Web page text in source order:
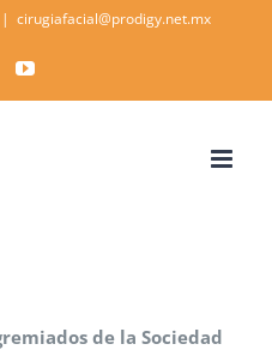
| cirugiafacial@prodigy.net.mx
YouTube
de la Sociedad